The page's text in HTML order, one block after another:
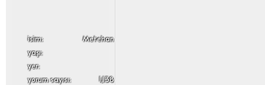
i̇sim:
Metehan
yaşı:
yer:
yorum sayısı:
1,138